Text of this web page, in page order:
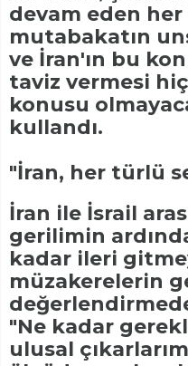
devam eden her
mutabakatın
ve İran'ın bu
taviz vermesi
konusu
kullandı.
"İran, her türlü
İran ile İsrail
gerilimin
kadar ileri
müzakerelerin
"Ne kadar
ulusal